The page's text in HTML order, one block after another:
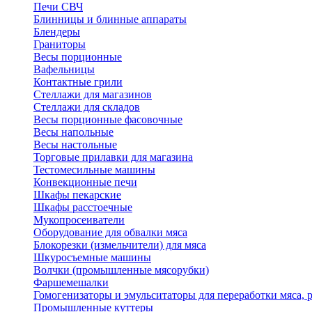
Печи СВЧ
Блинницы и блинные аппараты
Блендеры
Граниторы
Весы порционные
Вафельницы
Контактные грили
Стеллажи для магазинов
Стеллажи для складов
Весы порционные фасовочные
Весы напольные
Весы настольные
Торговые прилавки для магазина
Тестомесильные машины
Конвекционные печи
Шкафы пекарские
Шкафы расстоечные
Мукопросеиватели
Оборудование для обвалки мяса
Блокорезки (измельчители) для мяса
Шкуросъемные машины
Волчки (промышленные мясорубки)
Фаршемешалки
Гомогенизаторы и эмульситаторы для переработки мяса,
Промышленные куттеры